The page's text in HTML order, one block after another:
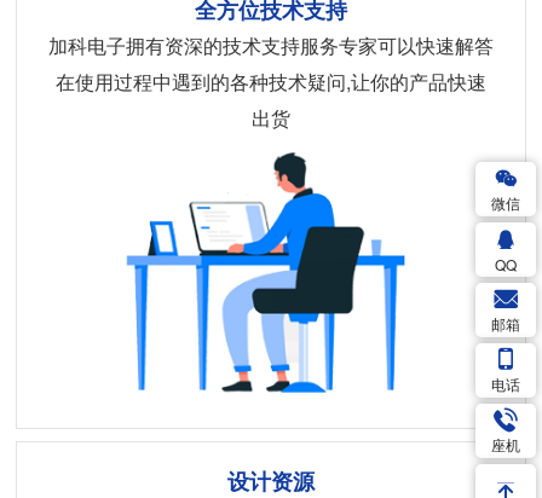
全方位技术支持
加科电子拥有资深的技术支持服务专家可以快速解答
在使用过程中遇到的各种技术疑问,让你的产品快速
出货
设计资源
微信
QQ
邮箱
电话
座机